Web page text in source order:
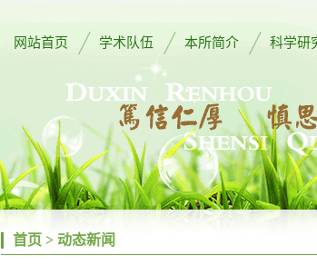
网站首页 学术队伍 本所简介 科学研
首页 > 动态新闻